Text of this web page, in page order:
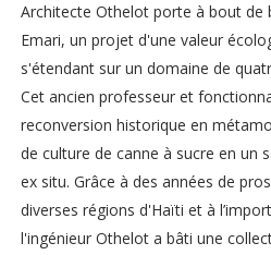
Architecte Othelot porte à bout de
Emari, un projet d'une valeur
s'étendant sur un domaine de
Cet ancien professeur et
reconversion historique en
de culture de canne à sucre en un
ex situ. Grâce à des années de
diverses régions d'Haïti et à
l'ingénieur Othelot a bâti une